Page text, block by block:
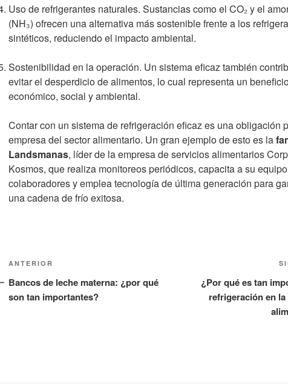
Uso de refrigerantes naturales. Sustancias como el CO₂ y el
(NH₃) ofrecen una alternativa más sostenible frente a los
sintéticos, reduciendo el impacto ambiental.
Sostenibilidad en la operación. Un sistema eficaz también
evitar el desperdicio de alimentos, lo cual representa un
económico, social y ambiental.
Contar con un sistema de refrigeración eficaz es una obligación
empresa del sector alimentario. Un gran ejemplo de esto es la
Landsmanas, líder de la empresa de servicios alimentarios
Kosmos, que realiza monitoreos periódicos, capacita a su
colaboradores y emplea tecnología de última generación para
una cadena de frío exitosa.
Navegación
de
entradas
Entrada
anterior:
ANTERIOR
Bancos de leche materna: ¿por qué
son tan importantes?
¿Por qué es tan
refrigeración en